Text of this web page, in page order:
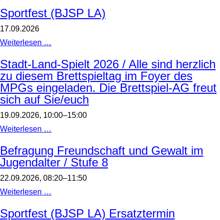
Sportfest (BJSP LA)
17.09.2026
Weiterlesen …
Stadt-Land-Spielt 2026 / Alle sind herzlich
zu diesem Brettspieltag im Foyer des
MPGs eingeladen. Die Brettspiel-AG freut
sich auf Sie/euch
19.09.2026, 10:00–15:00
Weiterlesen …
2026
/
Alle
sind
herzlich
im
Befragung Freundschaft und Gewalt im
Jugendalter / Stufe 8
22.09.2026, 08:20–11:50
Weiterlesen …
Gewalt
Sportfest (BJSP LA) Ersatztermin